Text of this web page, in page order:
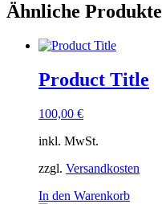
Ähnliche Produkte
Product Title
100,00 €
inkl. MwSt.
zzgl. Versandkosten
In den Warenkorb